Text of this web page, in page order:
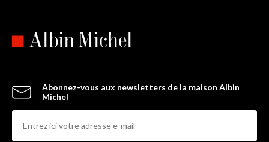
Abonnez-vous aux newsletters de la maison Albin
Michel